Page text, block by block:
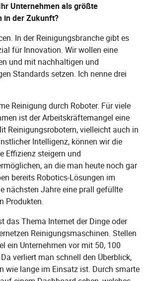
Unternehmen als größte
in der Zukunft?
In der Reinigungsbranche gibt es
für Innovation. Wir wollen eine
und mit nachhaltigen und
Standards setzen. Ich nenne drei
Reinigung durch Roboter. Für viele
ist der Arbeitskräftemangel eine
Reinigungsrobotern, vielleicht auch in
Intelligenz, können wir die
Effizienz steigern und
an die man heute noch gar
bereits Robotics-Lösungen im
nächsten Jahre eine prall gefüllte
Produkten.
das Thema Internet der Dinge oder
Reinigungsmaschinen. Stellen
ein Unternehmen vor mit 50, 100
verliert man schnell den Überblick,
wie lange im Einsatz ist. Durch smarte